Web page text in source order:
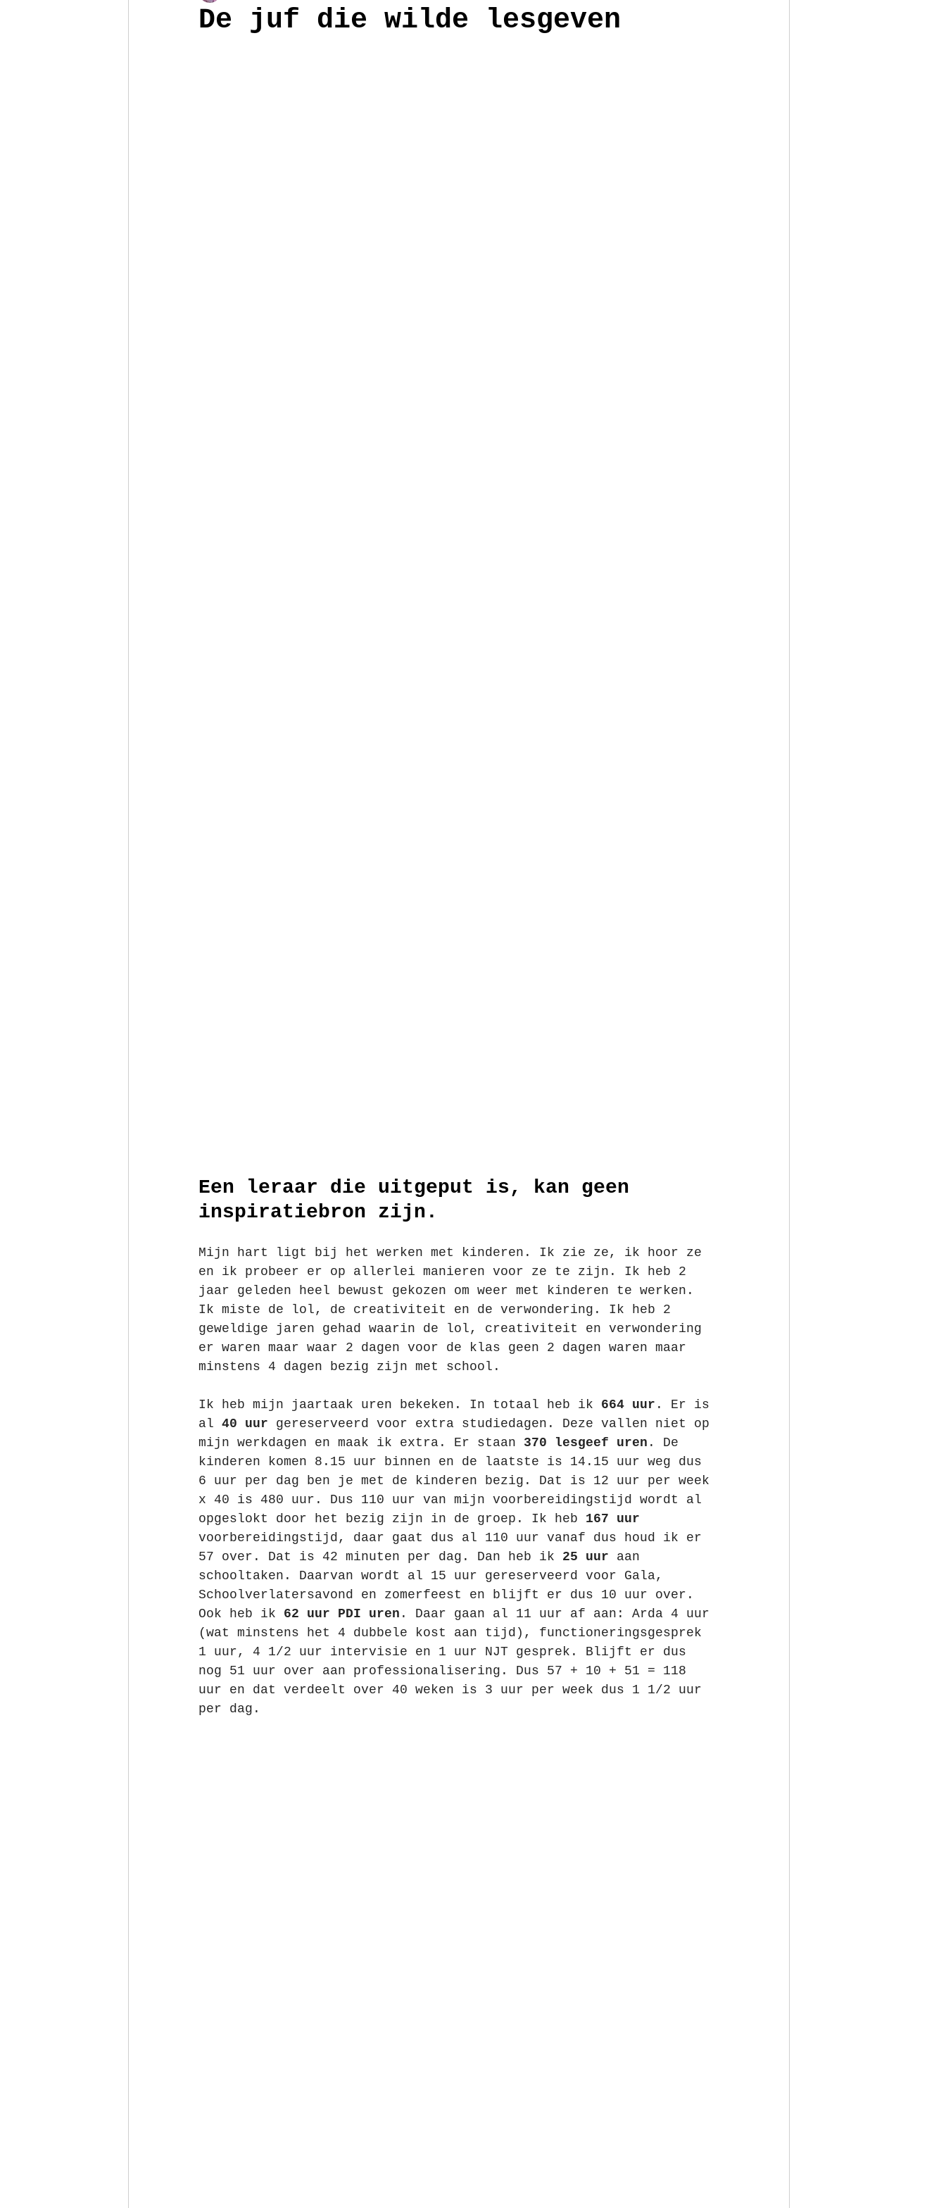
De juf die wilde lesgeven
Een leraar die uitgeput is, kan geen
inspiratiebron zijn.
Mijn hart ligt bij het werken met kinderen. Ik zie ze, ik hoor ze
en ik probeer er op allerlei manieren voor ze te zijn. Ik heb 2
jaar geleden heel bewust gekozen om weer met kinderen te werken.
Ik miste de lol, de creativiteit en de verwondering. Ik heb 2
geweldige jaren gehad waarin de lol, creativiteit en verwondering
er waren maar waar 2 dagen voor de klas geen 2 dagen waren maar
minstens 4 dagen bezig zijn met school.
Ik heb mijn jaartaak uren bekeken. In totaal heb ik 664 uur . Er is
al 40 uur gereserveerd voor extra studiedagen. Deze vallen niet op
mijn werkdagen en maak ik extra.
Er staan 370 lesgeef uren . De
kinderen komen 8.15 uur binnen en de laatste is 14.15 uur weg dus
6 uur per dag ben je met de kinderen bezig. Dat is 12 uur per week
x 40 is 480 uur. Dus 110 uur van mijn voorbereidingstijd wordt al
opgeslokt door het bezig zijn in de groep. Ik heb 167 uur
voorbereidingstijd, daar gaat dus al 110 uur vanaf dus houd ik er
57 over. Dat is 42 minuten per dag. Dan heb ik 25 uur aan
schooltaken. Daarvan wordt al 15 uur gereserveerd voor Gala,
Schoolverlatersavond en zomerfeest en blijft er dus 10 uur over.
Ook heb ik 62 uur PDI uren . Daar gaan al 11 uur af aan: Arda 4 uur
(wat minstens het 4 dubbele kost aan tijd), functioneringsgesprek
1 uur, 4 1/2 uur intervisie en 1 uur NJT gesprek. Blijft er dus
nog 51 uur over aan professionalisering. Dus 57 + 10 + 51 = 118
uur en dat verdeelt over 40 weken is 3 uur per week dus 1 1/2 uur
per dag.